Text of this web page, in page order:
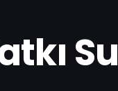
Su